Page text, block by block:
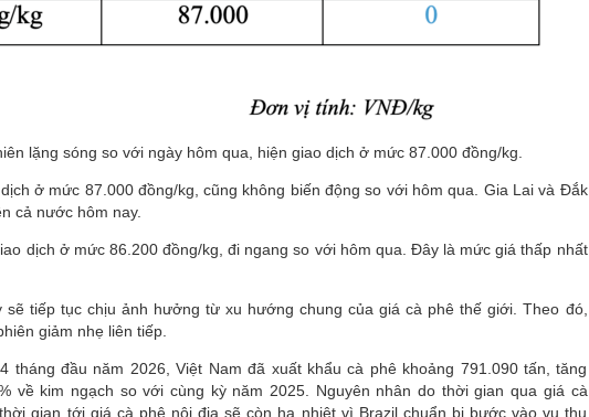
lặng sóng so với ngày hôm qua, hiện giao dịch ở mức 87.000 đồng/kg.
ở mức 87.000 đồng/kg, cũng không biến động so với hôm qua. Gia Lai và Đắk
cả nước hôm nay.
dịch ở mức 86.200 đồng/kg, đi ngang so với hôm qua. Đây là mức giá thấp nhất
tiếp tục chịu ảnh hưởng từ xu hướng chung của giá cà phê thế giới. Theo đó,
giảm nhẹ liên tiếp.
tháng đầu năm 2026, Việt Nam đã xuất khẩu cà phê khoảng 791.090 tấn, tăng
về kim ngạch so với cùng kỳ năm 2025. Nguyên nhân do thời gian qua giá cà
gian tới giá cà phê nội địa sẽ còn hạ nhiệt vì Brazil chuẩn bị bước vào vụ thu